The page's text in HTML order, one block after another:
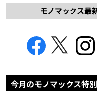
モノマックス最
今月のモノマックス特